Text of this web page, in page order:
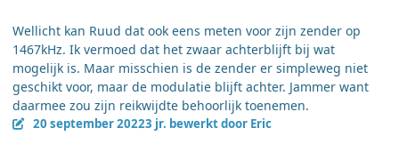
Wellicht kan Ruud dat ook eens meten voor zijn zender op
1467kHz. Ik vermoed dat het zwaar achterblijft bij wat
mogelijk is. Maar misschien is de zender er simpleweg niet
geschikt voor, maar de modulatie blijft achter. Jammer want
daarmee zou zijn reikwijdte behoorlijk toenemen.
20 september 20223 jr. bewerkt door Eric